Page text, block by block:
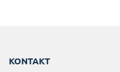
KONTAKT